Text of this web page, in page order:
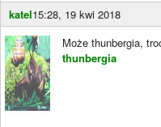
katel15:28, 19 kwi 2018
Może thunbergia,
thunbergia